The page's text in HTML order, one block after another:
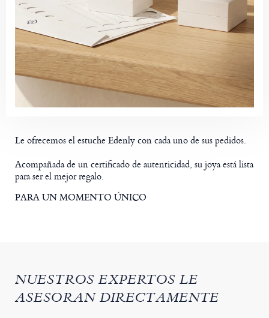
Le ofrecemos el estuche Edenly con cada uno de sus pedidos.
Acompañada de un certificado de autenticidad, su joya está lista
para ser el mejor regalo.
PARA UN MOMENTO ÚNICO
NUESTROS EXPERTOS LE
ASESORAN DIRECTAMENTE